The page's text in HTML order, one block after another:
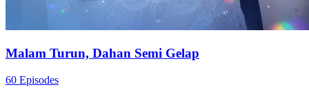
Malam Turun, Dahan Semi Gelap
60 Episodes